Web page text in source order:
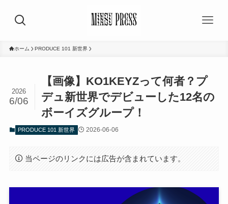
ホーム PRODUCE 101 新世界
【画像】KO1KEYZって何者？プ
デュ新世界でデビューした12名の
ボーイズグループ！
2026
6/06
PRODUCE 101 新世界 2026-06-06
当ページのリンクには広告が含まれています。